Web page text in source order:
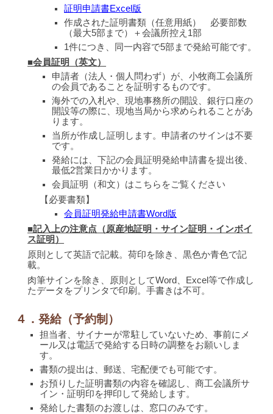
証明申請書Excel版
作成された証明書類（任意用紙） 必要部数
（最大5部まで）＋会議所控え1部
1件につき、同一内容で5部まで発給可能です。
■会員証明（英文）
申請者（法人・個人問わず）が、小牧商工会議所
の会員であることを証明するものです。
海外での入札や、現地事務所の開設、銀行口座の
開設等の際に、現地当局から求められることがあ
ります。
当所が作成し証明します。申請者のサインは不要
です。
発給には、下記の会員証明発給申請書を提出後、
最低2営業日かかります。
会員証明（和文）はこちらをご覧ください
【必要書類】
会員証明発給申請書Word版
■記入上の注意点（原産地証明・サイン証明・インボイ
ス証明）
原則として英語で記載。荷印を除き、黒色か青色で記
載。
肉筆サインを除き、原則としてWord、Excel等で作成し
たデータをプリンタで印刷。手書きは不可。
４．発給（予約制）
担当者、サイナーが常駐していないため、事前にメ
ール又は電話で発給する日時の調整をお願いしま
す。
書類の提出は、郵送、宅配便でも可能です。
お預りした証明書類の内容を確認し、商工会議所サ
イン・証明印を押印して発給します。
発給した書類のお渡しは、窓口のみです。